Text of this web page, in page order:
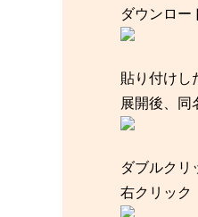
ダウンロー
貼り付けし
展開後、同
ダブルクリ
右クリック